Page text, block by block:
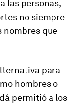
las personas,
no siempre
nombres que
para
hombres o
permitió a los